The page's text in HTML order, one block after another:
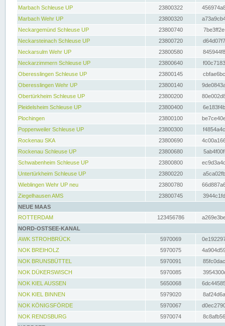
Marbach Schleuse UP
23800322
Marbach Wehr UP
23800320
Neckargemünd Schleuse UP
23800740
Neckarsteinach Schleuse UP
23800720
Neckarsulm Wehr UP
23800580
Neckarzimmern Schleuse UP
23800640
Oberesslingen Schleuse UP
23800145
Oberesslingen Wehr UP
23800140
Obertürkheim Schleuse UP
23800200
Pleidelsheim Schleuse UP
23800400
Plochingen
23800100
Poppenweiler Schleuse UP
23800300
Rockenau SKA
23800690
Rockenau Schleuse UP
23800680
Schwabenheim Schleuse UP
23800800
Untertürkheim Schleuse UP
23800220
Wieblingen Wehr UP neu
23800780
Ziegelhausen AMS
23800745
NEUE MAAS
ROTTERDAM
123456786
NORD-OSTSEE-KANAL
AWK STROHBRÜCK
5970069
NOK BREIHOLZ
5970075
NOK BRUNSBÜTTEL
5970091
NOK DÜKERSWISCH
5970085
NOK KIEL AUSSEN
5650068
NOK KIEL BINNEN
5979020
NOK KÖNIGSFÖRDE
5970067
NOK RENDSBURG
5970074